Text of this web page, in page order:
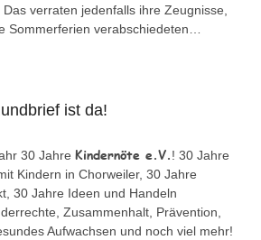
verraten jedenfalls ihre Zeugnisse,
Sommerferien verabschiedeten…
ist da!
30 Jahre Kindernöte e.V.! 30 Jahre
Kindern in Chorweiler, 30 Jahre
30 Jahre Ideen und Handeln
Zusammenhalt, Prävention,
Aufwachsen und noch viel mehr!